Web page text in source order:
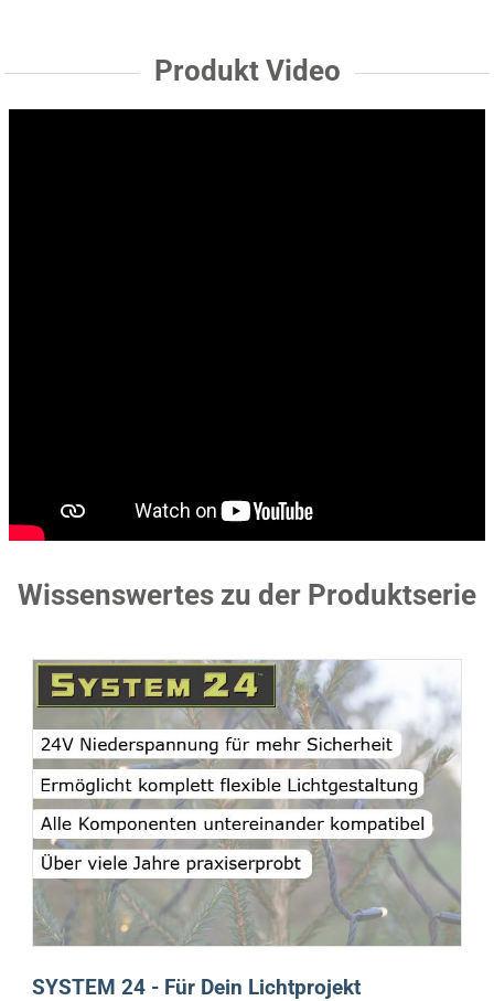
Produkt Video
Wissenswertes zu der Produktserie
SYSTEM 24 - Für Dein Lichtprojekt